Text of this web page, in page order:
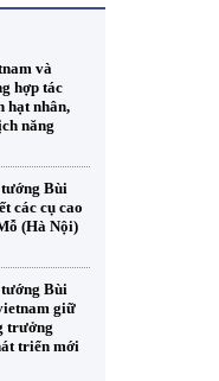
và
hợp tác
hạt nhân,
năng
Bùi
các cụ cao
(Hà Nội)
Bùi
giữ
trưởng
triển mới